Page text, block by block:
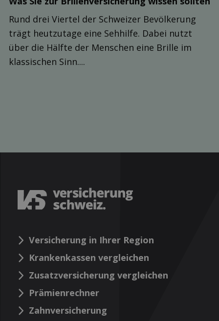
Rund drei Viertel der Schweizer Bevölkerung
trägt heutzutage eine Sehhilfe. Dabei nutzt
über die Hälfte der Menschen eine Brille im
klassischen Sinn....
Versicherung in Ihrer Region
Krankenkassen vergleichen
Zusatzversicherung vergleichen
Prämienrechner
Zahnversicherung